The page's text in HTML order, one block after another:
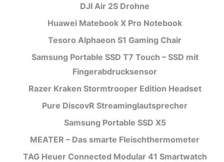
DJI Air 2S Drohne
Huawei Matebook X Pro Notebook
Tesoro Alphaeon S1 Gaming Chair
Samsung Portable SSD T7 Touch – SSD mit
Fingerabdrucksensor
Razer Kraken Stormtrooper Edition Headset
Pure DiscovR Streaminglautsprecher
Samsung Portable SSD X5
MEATER – Das smarte Fleischthermometer
TAG Heuer Connected Modular 41 Smartwatch